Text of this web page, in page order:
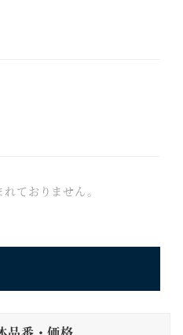
ておりません。